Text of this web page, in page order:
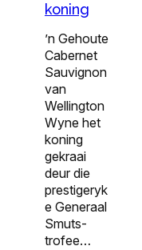
koning
’n Gehoute
Cabernet
Sauvignon
van
Wellington
Wyne het
koning
gekraai
deur die
prestigeryk
e Generaal
Smuts-
trofee…